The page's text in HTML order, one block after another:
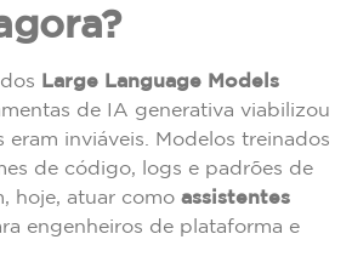
Large Language Models
de IA generativa viabilizou
eram inviáveis. Modelos treinados
de código, logs e padrões de
hoje, atuar como assistentes
engenheiros de plataforma e